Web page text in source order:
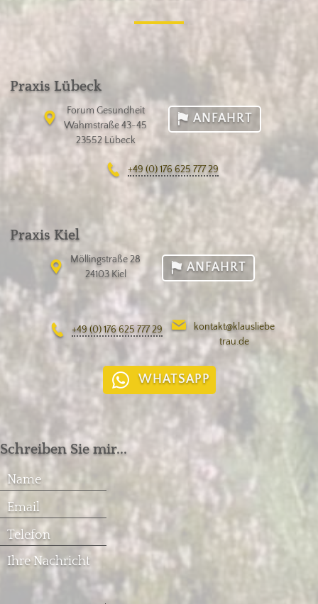
Praxis Lübeck
Forum Gesundheit
Wahmstraße 43-45
23552 Lübeck
ANFAHRT
+49 (0) 176 625 777 29
Praxis Kiel
Möllingstraße 28
24103 Kiel
ANFAHRT
+49 (0) 176 625 777 29
kontakt@klausliebe
trau.de
WHATSAPP
Schreiben Sie mir...